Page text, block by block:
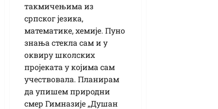
такмичењима из
српског језика,
математике, хемије. Пуно
знања стекла сам и у
оквиру школских
пројеката у којима сам
учествовала. Планирам
да упишем природни
смер Гимназије „Душан